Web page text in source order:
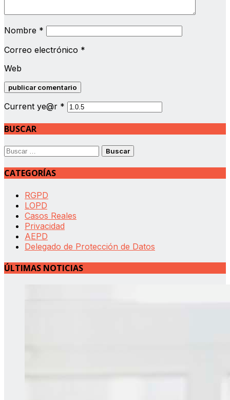
Nombre *
Correo electrónico *
Web
Current ye@r *
BUSCAR
Buscar:
CATEGORÍAS
RGPD
LOPD
Casos Reales
Privacidad
AEPD
Delegado de Protección de Datos
ÚLTIMAS NOTICIAS